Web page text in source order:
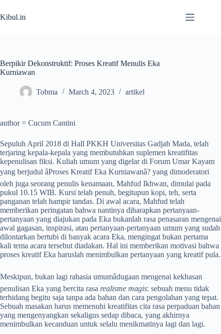
to
content
Kibul.in
Berpikir Dekonstruktif: Proses Kreatif Menulis Eka
Kurniawan
Tobma March 4, 2023 artikel
author = Cucum Cantini
Sepuluh April 2018 di Hall PKKH Universitas Gadjah Mada, telah
terjaring kepala-kepala yang membutuhkan suplemen kreatifitas
kepenulisan fiksi. Kuliah umum yang digelar di Forum Umar Kayam
yang berjudul âProses Kreatif Eka Kurniawanâ? yang dimoderatori
oleh juga seorang penulis kenamaan, Mahfud Ikhwan, dimulai pada
pukul 10.15 WIB. Kursi telah penuh, begitupun kopi, teh, serta
panganan telah hampir tandas. Di awal acara, Mahfud telah
memberikan peringatan bahwa nantinya diharapkan pertanyaan-
pertanyaan yang diajukan pada Eka bukanlah rasa penasaran mengenai
awal gagasan, inspirasi, atau pertanyaan-pertanyaan umum yang sudah
dilontarkan bertubi di banyak acara Eka, mengingat bukan pertama
kali tema acara tersebut diadakan. Hal ini memberikan motivasi bahwa
proses kreatif Eka haruslah menimbulkan pertanyaan yang kreatif pula.
Meskipun, bukan lagi rahasia umumâdugaan mengenai kekhasan
penulisan Eka yang bercita rasa realisme magis: sebuah menu tidak
terhidang begitu saja tanpa ada bahan dan cara pengolahan yang tepat.
Sebuah masakan harus memenuhi kreatifitas cita rasa perpaduan bahan
yang mengenyangkan sekaligus sedap dibaca, yang akhirnya
menimbulkan kecanduan untuk selalu menikmatinya lagi dan lagi.